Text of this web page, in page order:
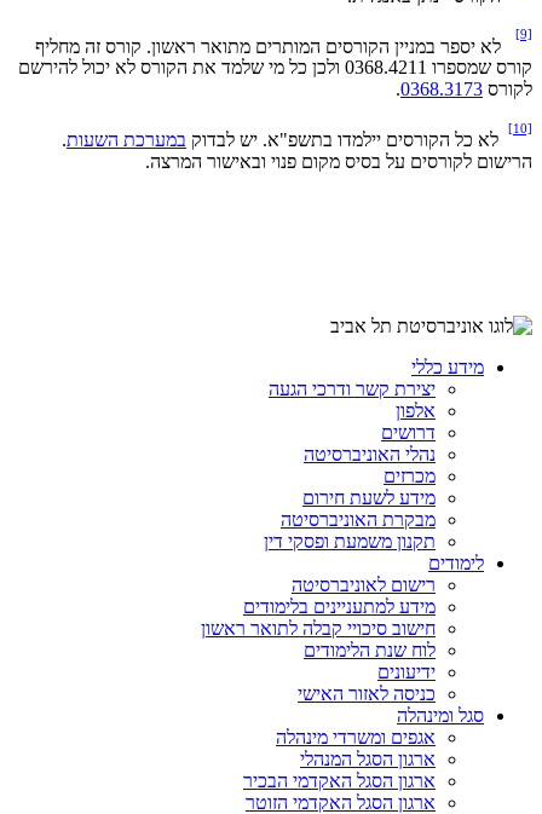
[9]
לא יספר במניין הקורסים המותרים מתואר ראשון. קורס זה מחליף
קורס שמספרו 0368.4211 ולכן כל מי שלמד את הקורס לא יכול להירשם
לקורס 0368.3173
.
[10]
לא כל הקורסים יילמדו בתשפ"א. יש לבדוק במערכת השעות.
הרישום לקורסים על בסיס מקום פנוי ובאישור המרצה.
מידע כללי
יצירת קשר ודרכי הגעה
אלפון
דרושים
נהלי האוניברסיטה
מכרזים
מידע לשעת חירום
מבקרת האוניברסיטה
תקנון משמעת ופסקי דין
לימודים
רישום לאוניברסיטה
מידע למתעניינים בלימודים
חישוב סיכויי קבלה לתואר ראשון
לוח שנת הלימודים
ידיעונים
כניסה לאזור האישי
סגל ומינהלה
אגפים ומשרדי מינהלה
ארגון הסגל המנהלי
ארגון הסגל האקדמי הבכיר
ארגון הסגל האקדמי הזוטר